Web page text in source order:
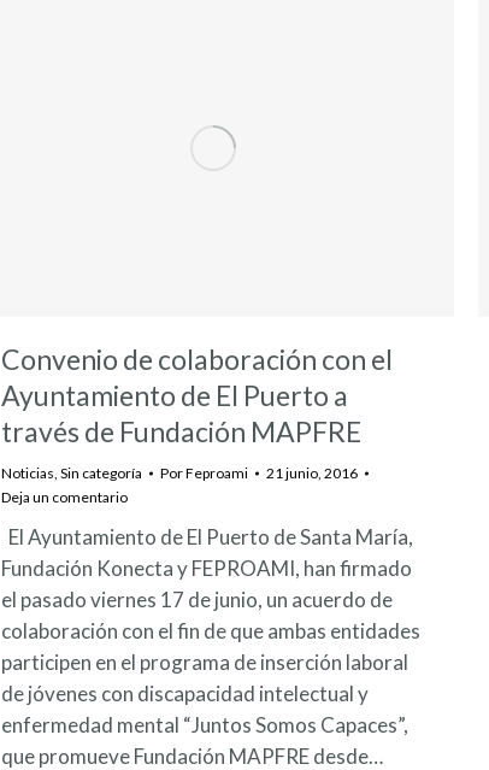
Convenio de colaboración con el
Ayuntamiento de El Puerto a
través de Fundación MAPFRE
Noticias Sin categoría PorFeproami
21 junio, 2016
Deja un comentario
El Ayuntamiento de El Puerto de Santa María,
Fundación Konecta y FEPROAMI, han firmado
el pasado viernes 17 de junio, un acuerdo de
colaboración con el fin de que ambas entidades
participen en el programa de inserción laboral
de jóvenes con discapacidad intelectual y
enfermedad mental “Juntos Somos Capaces”,
que promueve Fundación MAPFRE desde…